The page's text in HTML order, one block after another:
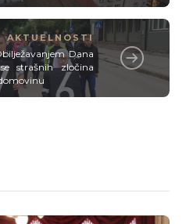
AKTUELNOSTI
Dana
strašnih zločina